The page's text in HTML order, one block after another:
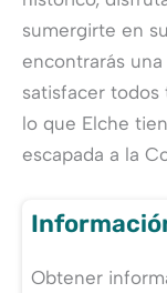
sumergirte en
encontrarás
satisfacer todos
lo que Elche
escapada a la
Obtener